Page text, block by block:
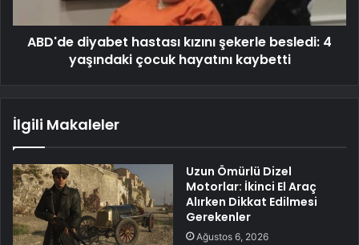
ABD'de diyabet hastası kızını şekerle besledi: 4
yaşındaki çocuk hayatını kaybetti
İlgili Makaleler
Uzun Ömürlü Dizel
Motorlar: İkinci El Araç
Alırken Dikkat Edilmesi
Gerekenler
Ağustos 6, 2026